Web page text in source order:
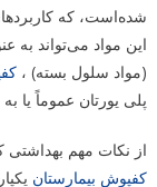
شده‌است، که
این مواد می‌تواند به
(مواد سلول بسته) ،
پلی یورتان عموماً یا
از نکات مهم بهداشتی
کفپوش بیمارستان